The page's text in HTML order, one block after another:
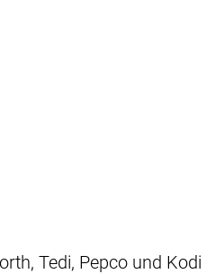
Tedi, Pepco und Kodi